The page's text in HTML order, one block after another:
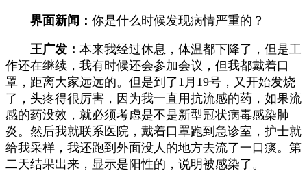
界面新闻： 你是什么时候发现病情严重的？
王广发： 本来我经过休息，体温都下降了，但是工
作还在继续，我有时候还会参加会议，但我都戴着口
罩，距离大家远远的。但是到了1月19号，又开始发烧
了，头疼得很厉害，因为我一直用抗流感的药，如果流
感的药没效，就必须考虑是不是新型冠状病毒感染肺
炎。然后我就联系医院，戴着口罩跑到急诊室，护士就
给我采样，我还跑到外面没人的地方去流了一口痰。第
二天结果出来，显示是阳性的，说明被感染了。